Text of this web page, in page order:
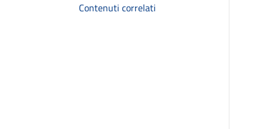
Contenuti correlati